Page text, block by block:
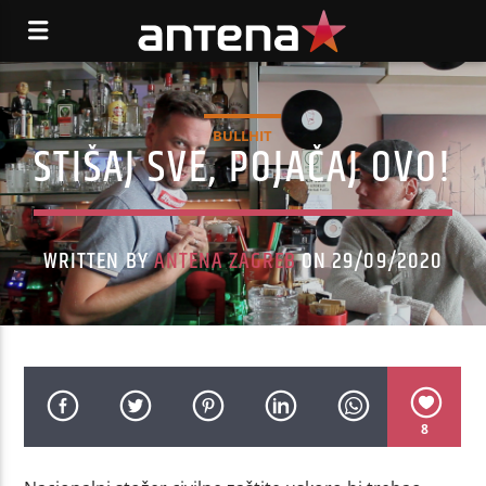
BULLHIT
STIŠAJ SVE, POJAČAJ OVO!
WRITTEN BYANTENA ZAGREBON 29/09/2020
8